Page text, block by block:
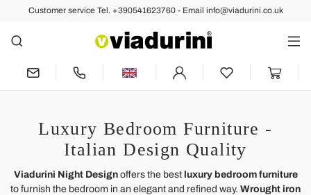
Customer service Tel. +390541623760 - Email info@viadurini.co.uk
Luxury Bedroom Furniture -
Italian Design Quality
Viadurini Night Designoffers the best luxury bedroom furniture
to furnish the bedroom in an elegant and refined way. Wrought iron